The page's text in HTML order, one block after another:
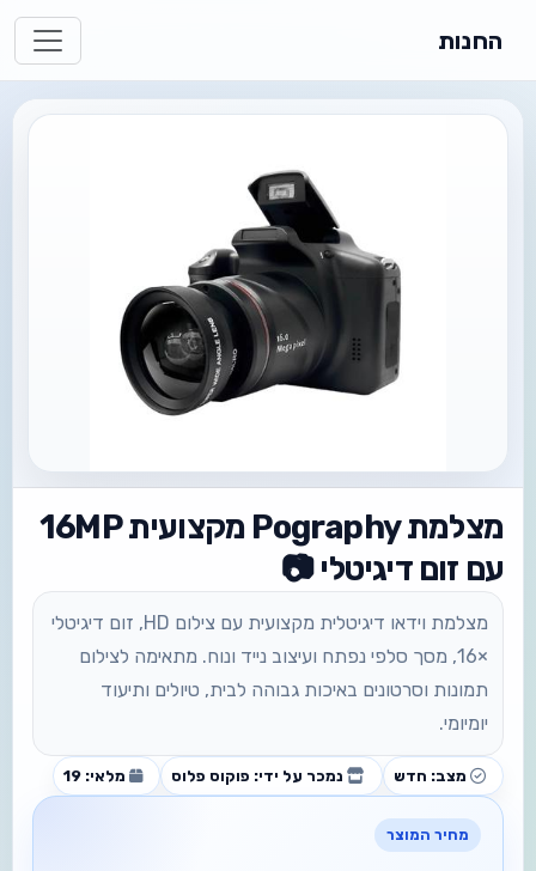
החנות
מצלמת Pography מקצועית 16MP
עם זום דיגיטלי 📷
מצלמת וידאו דיגיטלית מקצועית עם צילום HD, זום דיגיטלי
×16, מסך סלפי נפתח ועיצוב נייד ונוח. מתאימה לצילום
תמונות וסרטונים באיכות גבוהה לבית, טיולים ותיעוד
יומיומי.
מצב: חדש נמכר על ידי: פוקוס פלוס מלאי: 19